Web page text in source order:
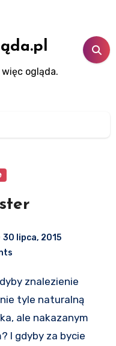
ogląda.
30 lipca, 2015
tyle naturalną
ale nakazanym
I gdyby za bycie